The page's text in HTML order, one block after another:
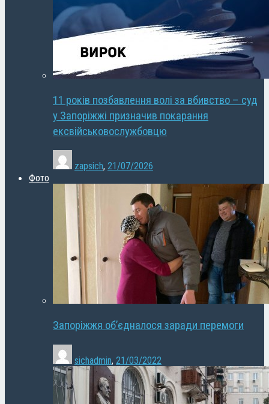
11 років позбавлення волі за вбивство – суд
у Запоріжжі призначив покарання
ексвійськовослужбовцю
zapsich, 21/07/2026
Фото
Запоріжжя об’єдналося заради перемоги
sichadmin, 21/03/2022